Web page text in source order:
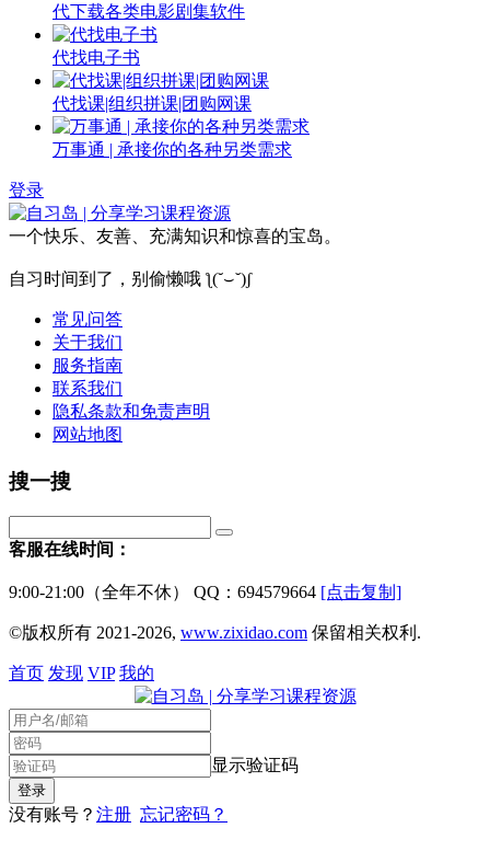
代下载各类电影剧集软件
代找电子书
代找课|组织拼课|团购网课
万事通 | 承接你的各种另类需求
登录
一个快乐、友善、充满知识和惊喜的宝岛。
自习时间到了，别偷懒哦 ƪ(˘⌣˘)ʃ
常见问答
关于我们
服务指南
联系我们
隐私条款和免责声明
网站地图
搜一搜
客服在线时间：
9:00-21:00（全年不休） QQ：694579664 [点击复制]
©版权所有 2021-2026, www.zixidao.com 保留相关权利.
首页 发现 VIP 我的
显示验证码
没有账号？ 注册 忘记密码？